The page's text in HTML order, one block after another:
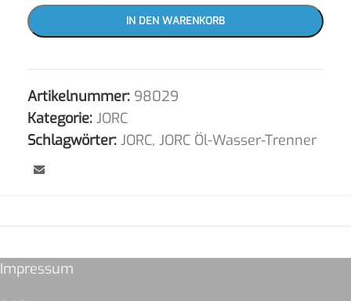
IN DEN WARENKORB
Artikelnummer: 98029
Kategorie: JORC
Schlagwörter: JORC, JORC Öl-Wasser-Trenner
Impressum